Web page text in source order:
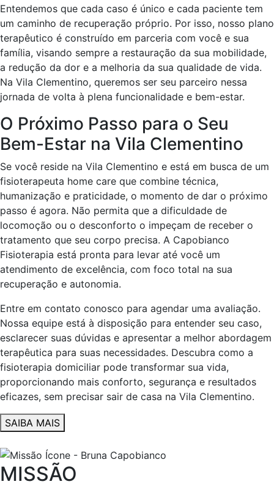
Entendemos que cada caso é único e cada paciente tem
um caminho de recuperação próprio. Por isso, nosso plano
terapêutico é construído em parceria com você e sua
família, visando sempre a restauração da sua mobilidade,
a redução da dor e a melhoria da sua qualidade de vida.
Na Vila Clementino, queremos ser seu parceiro nessa
jornada de volta à plena funcionalidade e bem-estar.
O Próximo Passo para o Seu
Bem-Estar na Vila Clementino
Se você reside na Vila Clementino e está em busca de um
fisioterapeuta home care que combine técnica,
humanização e praticidade, o momento de dar o próximo
passo é agora. Não permita que a dificuldade de
locomoção ou o desconforto o impeçam de receber o
tratamento que seu corpo precisa. A Capobianco
Fisioterapia está pronta para levar até você um
atendimento de excelência, com foco total na sua
recuperação e autonomia.
Entre em contato conosco para agendar uma avaliação.
Nossa equipe está à disposição para entender seu caso,
esclarecer suas dúvidas e apresentar a melhor abordagem
terapêutica para suas necessidades. Descubra como a
fisioterapia domiciliar pode transformar sua vida,
proporcionando mais conforto, segurança e resultados
eficazes, sem precisar sair de casa na Vila Clementino.
SAIBA MAIS
MISSÃO